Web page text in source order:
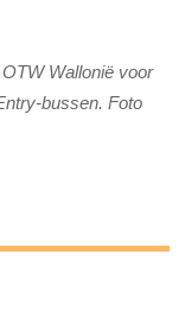
Wallonië voor
bussen. Foto